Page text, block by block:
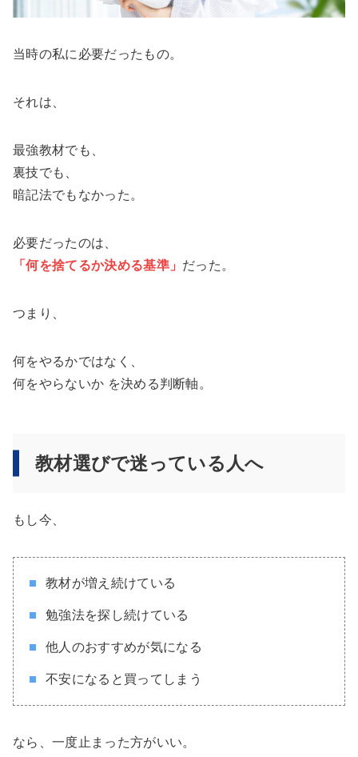
当時の私に必要だったもの。
それは、
最強教材でも、
裏技でも、
暗記法でもなかった。
必要だったのは、
「何を捨てるか決める基準」 だった。
つまり、
何をやるかではなく、
何をやらないか を決める判断軸。
教材選びで迷っている人へ
もし今、
教材が増え続けている
勉強法を探し続けている
他人のおすすめが気になる
不安になると買ってしまう
なら、一度止まった方がいい。